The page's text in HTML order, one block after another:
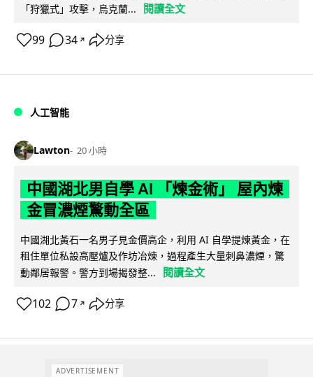
「狩獵式」攻擊，烏克蘭...
閱讀全文
99 34 ↗ 分享
人工智能
Lawton 20 小時
中國湖北男自學 AI 「煉金術」 屋內煉
金冒濃煙驚動全區
中國湖北黃石一名男子見金價高企，利用 AI 自學提煉黃金，在
租住單位私設高壓爐及作坊冶煉，過程產生大量刺鼻濃煙，驚
動鄰居報警。警方到場揭發整...
閱讀全文
102 7 ↗ 分享
ADVERTISEMENT